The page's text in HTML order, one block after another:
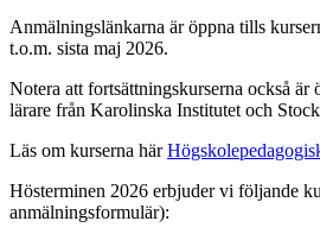
Anmälningslänkarna är öppna tills
t.o.m. sista maj 2026.
Notera att fortsättningskurserna också är
lärare från Karolinska Institutet och
Läs om kurserna här
Hösterminen 2026 erbjuder vi följande
anmälningsformulär):